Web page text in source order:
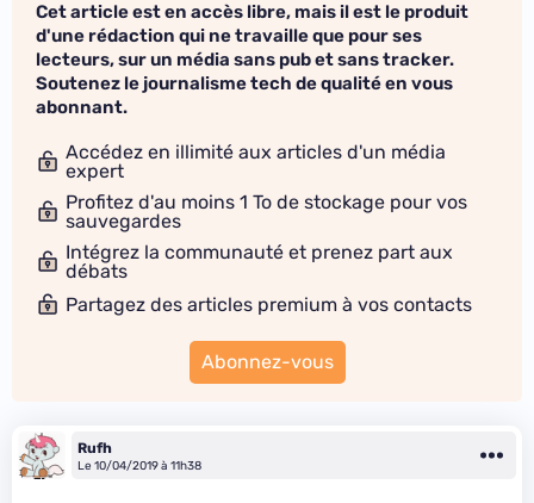
Cet article est en accès libre, mais il est le produit
d'une rédaction qui ne travaille que pour ses
lecteurs, sur un média sans pub et sans tracker.
Soutenez le journalisme tech de qualité en vous
abonnant.
Accédez en illimité aux articles d'un média
expert
Profitez d'au moins 1 To de stockage pour vos
sauvegardes
Intégrez la communauté et prenez part aux
débats
Partagez des articles premium à vos contacts
Abonnez-vous
Rufh
Le 10/04/2019 à 11h38